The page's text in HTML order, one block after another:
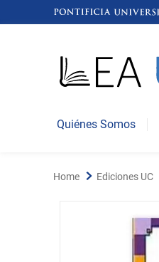
Quiénes Somos
Ediciones UC